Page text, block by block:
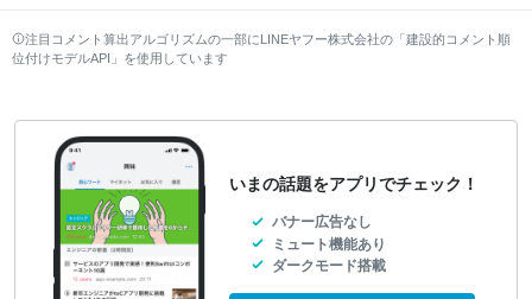
注目コメント算出アルゴリズムの一部にLINEヤフー株式会社の「建設的コメント順
位付けモデルAPI」を使用しています
いまの話題をアプリでチェック！
バナー広告なし
ミュート機能あり
ダークモード搭載